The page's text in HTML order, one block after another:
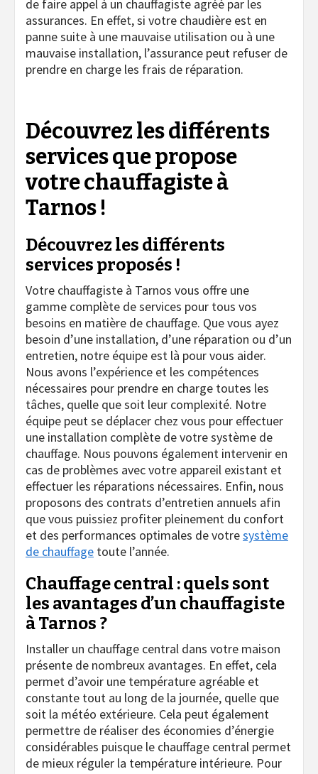
de faire appel à un chauffagiste agréé par les
assurances. En effet, si votre chaudière est en
panne suite à une mauvaise utilisation ou à une
mauvaise installation, l’assurance peut refuser de
prendre en charge les frais de réparation.
Découvrez les différents
services que propose
votre chauffagiste à
Tarnos !
Découvrez les différents
services proposés !
Votre chauffagiste à Tarnos vous offre une
gamme complète de services pour tous vos
besoins en matière de chauffage. Que vous ayez
besoin d’une installation, d’une réparation ou d’un
entretien, notre équipe est là pour vous aider.
Nous avons l’expérience et les compétences
nécessaires pour prendre en charge toutes les
tâches, quelle que soit leur complexité. Notre
équipe peut se déplacer chez vous pour effectuer
une installation complète de votre système de
chauffage. Nous pouvons également intervenir en
cas de problèmes avec votre appareil existant et
effectuer les réparations nécessaires. Enfin, nous
proposons des contrats d’entretien annuels afin
que vous puissiez profiter pleinement du confort
et des performances optimales de votresystème
de chauffage toute l’année.
Chauffage central : quels sont
les avantages d’un chauffagiste
à Tarnos ?
Installer un chauffage central dans votre maison
présente de nombreux avantages. En effet, cela
permet d’avoir une température agréable et
constante tout au long de la journée, quelle que
soit la météo extérieure. Cela peut également
permettre de réaliser des économies d’énergie
considérables puisque le chauffage central permet
de mieux réguler la température intérieure. Pour